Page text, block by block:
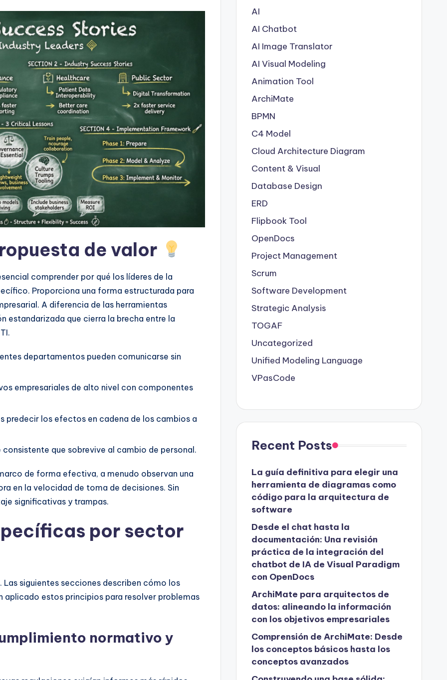
de valor
comprender por qué los líderes de la
Proporciona una forma estructurada para
A diferencia de las herramientas
estandarizada que cierra la brecha entre la
departamentos pueden comunicarse sin
empresariales de alto nivel con componentes
predecir los efectos en cadena de los cambios a
que sobrevive al cambio de personal.
de forma efectiva, a menudo observan una
en la velocidad de toma de decisiones. Sin
significativas y trampas.
por sector
siguientes secciones describen cómo los
aplicado estos principios para resolver problemas
normativo y
AI
AI Chatbot
AI Image Translator
AI Visual Modeling
Animation Tool
ArchiMate
BPMN
C4 Model
Cloud Architecture Diagram
Content & Visual
Database Design
ERD
Flipbook Tool
OpenDocs
Project Management
Scrum
Software Development
Strategic Analysis
TOGAF
Uncategorized
Unified Modeling Language
VPasCode
Recent Posts
La guía definitiva para elegir una
herramienta de diagramas como
código para la arquitectura de
software
Desde el chat hasta la
documentación: Una revisión
práctica de la integración del
chatbot de IA de Visual Paradigm
con OpenDocs
ArchiMate para arquitectos de
datos: alineando la información
con los objetivos empresariales
Comprensión de ArchiMate: Desde
los conceptos básicos hasta los
conceptos avanzados